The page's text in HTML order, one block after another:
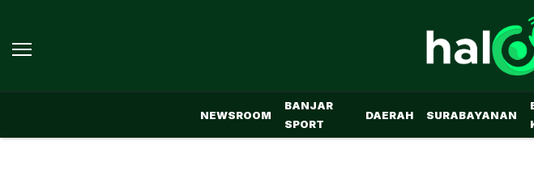
NEWSROOM
BANJAR
SPORT
DAERAH SURABAYANAN